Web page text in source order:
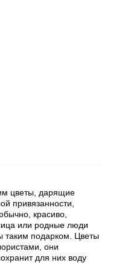
цветы, дарящие
привязанности,
красиво,
или родные люди
таким подарком. Цветы
они
для них воду